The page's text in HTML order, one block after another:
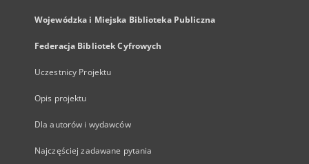
Wojewódzka i Miejska Biblioteka Publiczna
Federacja Bibliotek Cyfrowych
Uczestnicy Projektu
Opis projektu
Dla autorów i wydawców
Najczęściej zadawane pytania